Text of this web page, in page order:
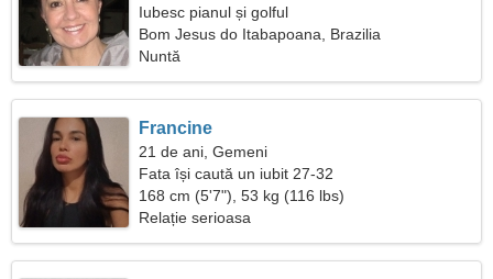
Iubesc pianul și golful
Bom Jesus do Itabapoana, Brazilia
Nuntă
Francine
21 de ani, Gemeni
Fata își caută un iubit 27-32
168 cm (5'7"), 53 kg (116 lbs)
Relație serioasa